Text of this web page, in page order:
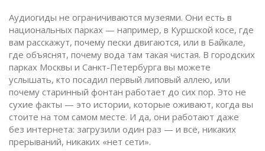
Аудиогиды не ограничиваются музеями. Они есть в
национальных парках — например, в Куршской косе, где
вам расскажут, почему пески двигаются, или в Байкале,
где объяснят, почему вода там такая чистая. В городских
парках Москвы и Санкт-Петербурга вы можете
услышать, кто посадил первый липовый аллею, или
почему старинный фонтан работает до сих пор. Это не
сухие факты — это истории, которые оживают, когда вы
стоите на том самом месте. И да, они работают даже
без интернета: загрузили один раз — и всё, никаких
прерываний, никаких «нет сети».